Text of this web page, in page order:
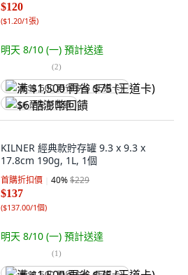
$120
($1.20/1張)
明天 8/10 (一) 預計送達
(2)
满 $1,500 再省 $75 (王道卡)
$6 酷澎幣回饋
KILNER 經典款貯存罐 9.3 x 9.3 x
17.8cm 190g, 1L, 1個
首購折扣價 40%$229
$137
($137.00/1個)
明天 8/10 (一) 預計送達
(1)